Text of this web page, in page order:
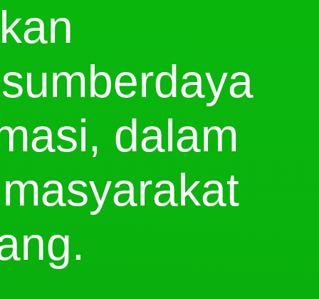
dalam